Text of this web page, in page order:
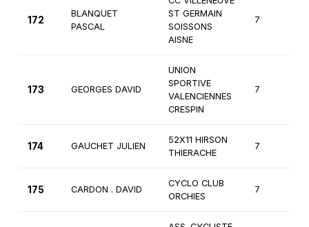
172
BLANQUET
PASCAL
ST GERMAIN
SOISSONS
AISNE
7
173 GEORGES DAVID
UNION
SPORTIVE
VALENCIENNES
CRESPIN
7
174 GAUCHET JULIEN
52X11 HIRSON
THIERACHE
7
175 CARDON . DAVID
CYCLO CLUB
ORCHIES
7